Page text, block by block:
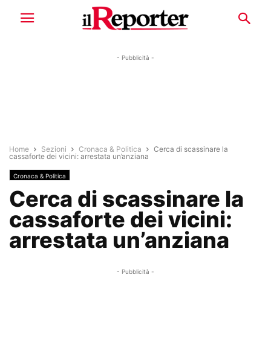
- Pubblicità -
Home Sezioni Cronaca & Politica
Cerca di scassinare la
cassaforte dei vicini: arrestata un’anziana
Cronaca & Politica
Cerca di scassinare la
cassaforte dei vicini:
arrestata un’anziana
- Pubblicità -